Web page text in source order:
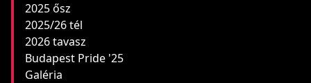
2025 ősz
2025/26 tél
2026 tavasz
Budapest Pride '25
Galéria